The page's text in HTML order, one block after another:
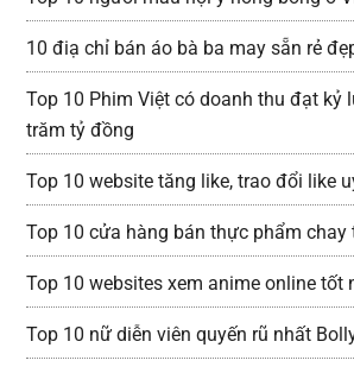
10 điạ chỉ bán áo bà ba may sẵn rẻ
Top 10 Phim Việt có doanh thu đạt kỷ
trăm tỷ đồng
Top 10 website tăng like, trao đổi like
Top 10 cửa hàng bán thực phẩm chay
Top 10 websites xem anime online tốt
Top 10 nữ diễn viên quyến rũ nhất